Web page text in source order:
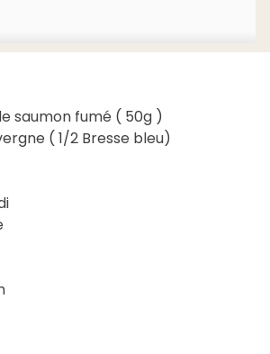
saumon fumé ( 50g )
( 1/2 Bresse bleu)